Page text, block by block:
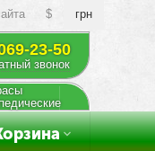
$ грн
23-50
звонок